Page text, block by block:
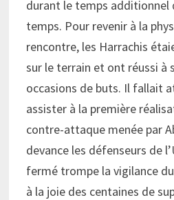
durant le temps additionnel
temps. Pour revenir à la
rencontre, les Harrachis
sur le terrain et ont réussi à
occasions de buts. Il fallait
assister à la première
contre-attaque menée par
devance les défenseurs de
fermé trompe la vigilance
à la joie des centaines de